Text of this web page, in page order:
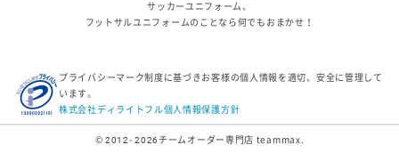
サッカーユニフォーム、
フットサルユニフォームのことなら何でもおまかせ！
プライバシーマーク制度に基づきお客様の個人情報を適切、安全に管理して
います。
株式会社ディライトフル個人情報保護方針
© 2012- 2026 チームオーダー専門店 teammax.